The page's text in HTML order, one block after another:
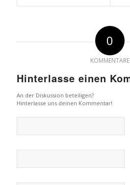
0
KOMMENTARE
Hinterlasse einen
An der Diskussion beteiligen?
Hinterlasse uns deinen Kommentar!